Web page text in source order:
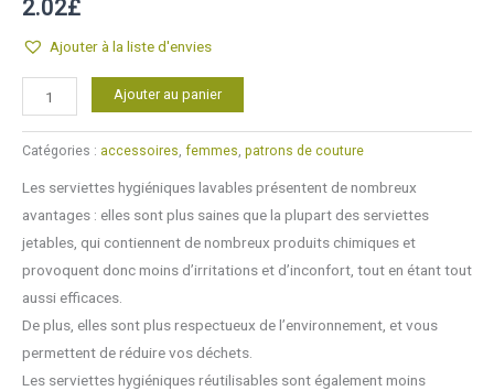
2.02£
Ajouter à la liste d'envies
quantité
de
Serviette
(modèle
asymétrique)
Ajouter au panier
Catégories : accessoires, femmes, patrons de couture
Les serviettes hygiéniques lavables présentent de nombreux
avantages : elles sont plus saines que la plupart des serviettes
jetables, qui contiennent de nombreux produits chimiques et
provoquent donc moins d’irritations et d’inconfort, tout en étant tout
aussi efficaces.
De plus, elles sont plus respectueux de l’environnement, et vous
permettent de réduire vos déchets.
Les serviettes hygiéniques réutilisables sont également moins